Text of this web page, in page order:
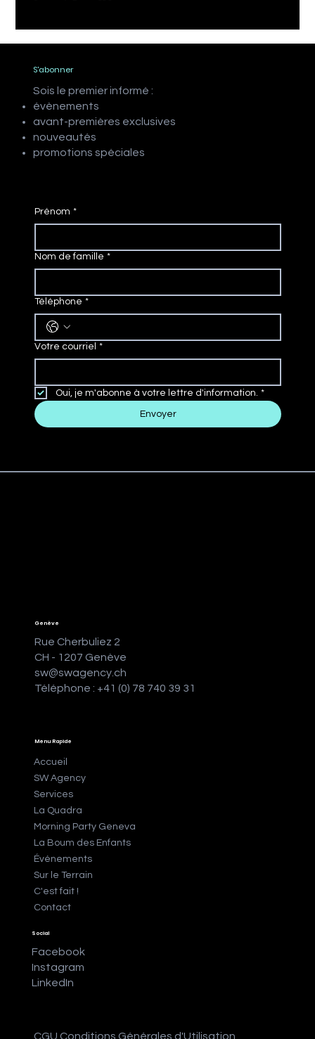
S'abonner
Sois le premier informé :
évènements
avant-premières exclusives
nouveautés
promotions spéciales
Prénom *
Nom de famille *
Téléphone *
Votre courriel *
Oui, je m'abonne à votre lettre d'information. *
Envoyer
Menu Rapide
Accueil
SW Agency
Services
La Quadra
Morning Party Geneva
La Boum des Enfants
Événements
Sur le Terrain
C'est fait !
Contact
Genève
Rue Cherbuliez 2
CH - 1207 Genève
sw@swagency.ch
Téléphone : +41 (0) 78 740 39 31
Social
Facebook
Instagram
LinkedIn
CGU Conditions Générales d'Utilisation